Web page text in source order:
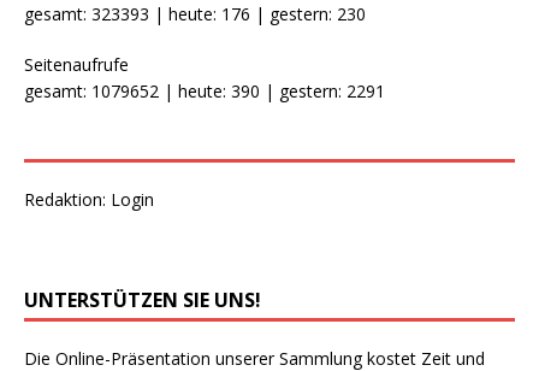
gesamt: 323393 | heute: 176 | gestern: 230
Seitenaufrufe
gesamt: 1079652 | heute: 390 | gestern: 2291
Redaktion: Login
UNTERSTÜTZEN SIE UNS!
Die Online-Präsentation unserer Sammlung kostet Zeit und